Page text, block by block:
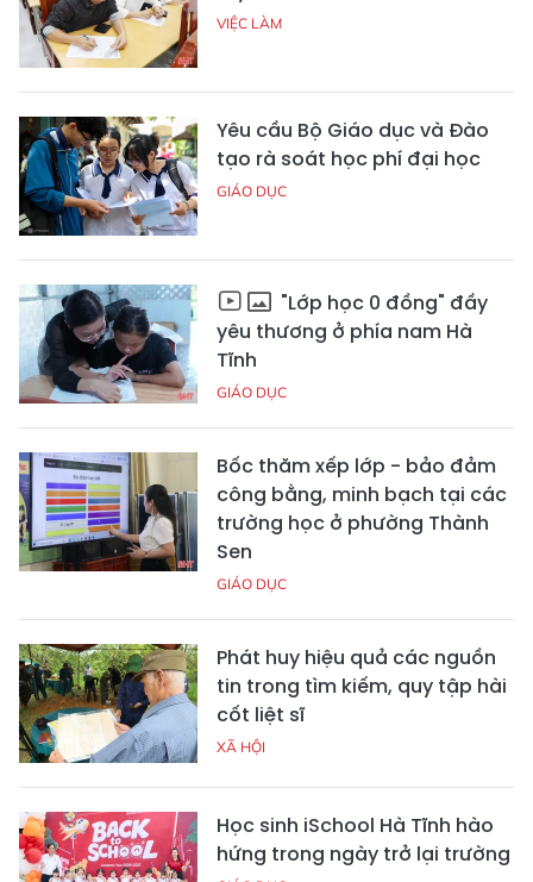
VIỆC LÀM
Yêu cầu Bộ Giáo dục và Đào
tạo rà soát học phí đại học
GIÁO DỤC
"Lớp học 0 đồng" đầy
yêu thương ở phía nam Hà
Tĩnh
GIÁO DỤC
Bốc thăm xếp lớp - bảo đảm
công bằng, minh bạch tại các
trường học ở phường Thành
Sen
GIÁO DỤC
Phát huy hiệu quả các nguồn
tin trong tìm kiếm, quy tập hài
cốt liệt sĩ
XÃ HỘI
Học sinh iSchool Hà Tĩnh hào
hứng trong ngày trở lại trường